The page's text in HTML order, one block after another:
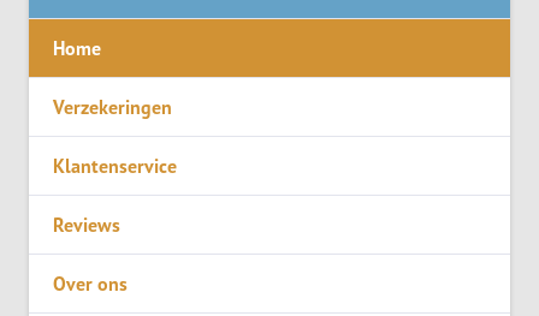
Home
Verzekeringen
Klantenservice
Reviews
Over ons